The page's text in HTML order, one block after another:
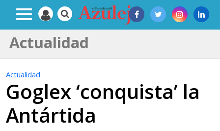
Actualidad
Actualidad
Goglex ‘conquista’ la
Antártida